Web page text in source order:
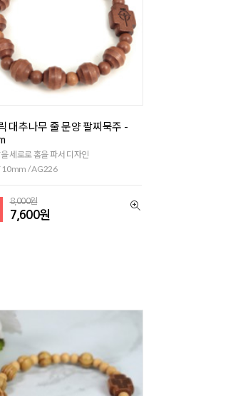
대추나무 줄 문양 팔찌묵주 -
세로로 홈을 파서 디자인
10mm / AG226
8,000원
7,600원